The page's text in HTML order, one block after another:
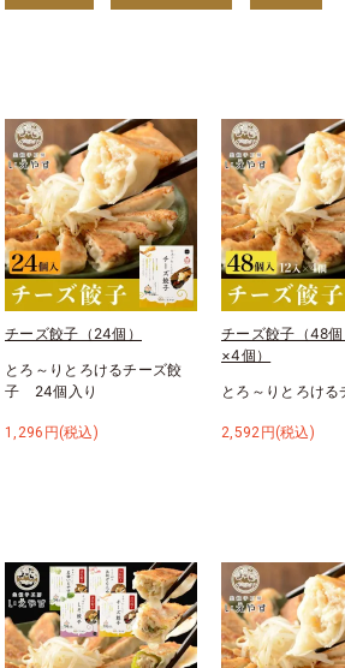
チーズ餃子（24個）
とろ～りとろけるチーズ餃
子 24個入り
1,296円(税込)
チーズ餃子（48
×4個）
とろ～りとろける
2,592円(税込)